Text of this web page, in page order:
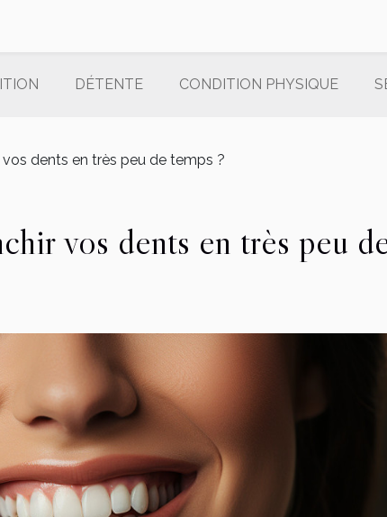
DÉTENTE CONDITION PHYSIQUE
dents en très peu de temps ?
vos dents en très peu